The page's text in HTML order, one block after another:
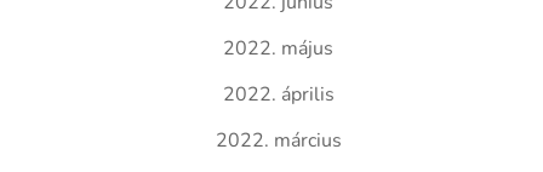
2022. május
2022. április
2022. március